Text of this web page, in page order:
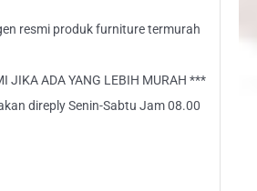
resmi produk furniture termurah
JIKA ADA YANG LEBIH MURAH ***
direply Senin-Sabtu Jam 08.00